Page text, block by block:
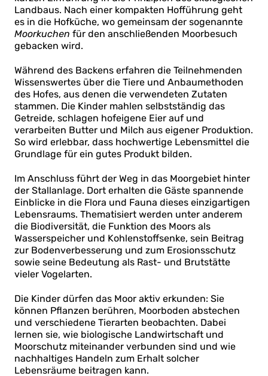
Landbaus. Nach einer kompakten Hofführung geht
es in die Hofküche, wo gemeinsam der sogenannte
Moorkuchen für den anschließenden Moorbesuch
gebacken wird.
Während des Backens erfahren die Teilnehmenden
Wissenswertes über die Tiere und Anbaumethoden
des Hofes, aus denen die verwendeten Zutaten
stammen. Die Kinder mahlen selbstständig das
Getreide, schlagen hofeigene Eier auf und
verarbeiten Butter und Milch aus eigener Produktion.
So wird erlebbar, dass hochwertige Lebensmittel die
Grundlage für ein gutes Produkt bilden.
Im Anschluss führt der Weg in das Moorgebiet hinter
der Stallanlage. Dort erhalten die Gäste spannende
Einblicke in die Flora und Fauna dieses einzigartigen
Lebensraums. Thematisiert werden unter anderem
die Biodiversität, die Funktion des Moors als
Wasserspeicher und Kohlenstoffsenke, sein Beitrag
zur Bodenverbesserung und zum Erosionsschutz
sowie seine Bedeutung als Rast- und Brutstätte
vieler Vogelarten.
Die Kinder dürfen das Moor aktiv erkunden: Sie
können Pflanzen berühren, Moorboden abstechen
und verschiedene Tierarten beobachten. Dabei
lernen sie, wie biologische Landwirtschaft und
Moorschutz miteinander verbunden sind und wie
nachhaltiges Handeln zum Erhalt solcher
Lebensräume beitragen kann.